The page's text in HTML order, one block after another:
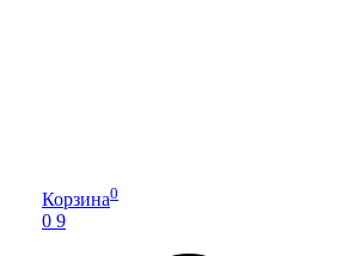
Корзина0
0 9